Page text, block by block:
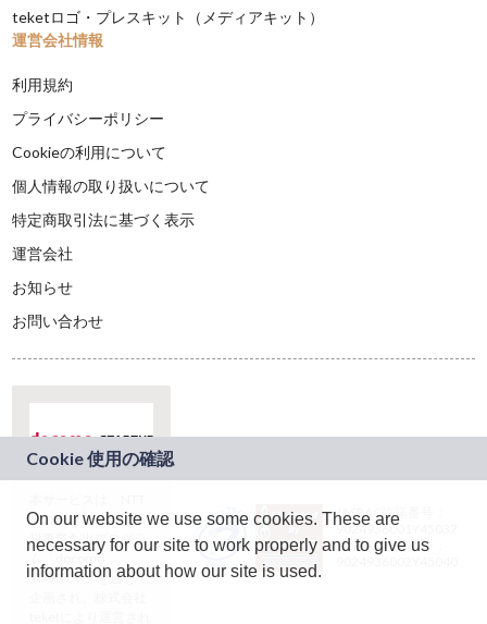
teketロゴ・プレスキット（メディアキット）
運営会社情報
利用規約
プライバシーポリシー
Cookieの利用について
個人情報の取り扱いについて
特定商取引法に基づく表示
運営会社
お知らせ
お問い合わせ
ドコモグループの新
規事業創出プログラ
ム「docomo
STARTUP」を通じて
JASRAC許諾番号：
9024936001Y45037
JASRAC許諾番号：
On our website we use some cookies. These are
necessary for our site to work properly and to give us
information about how our site is used.